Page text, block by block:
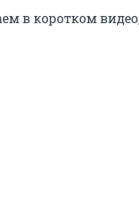
в коротком